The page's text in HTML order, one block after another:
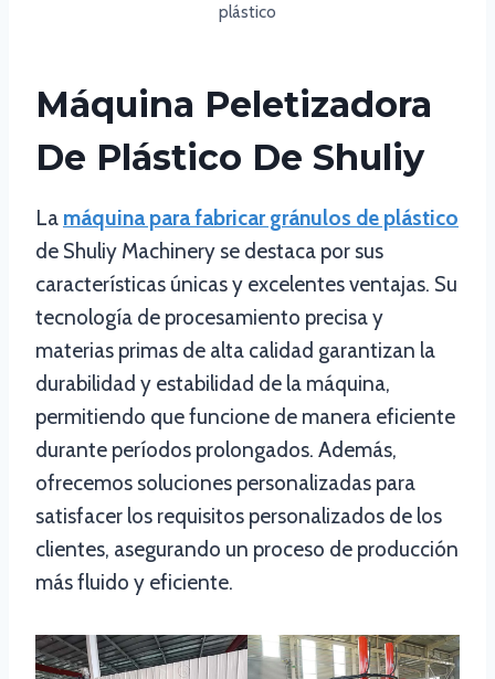
plástico
Máquina Peletizadora
De Plástico De Shuliy
La máquina para fabricar gránulos de plástico
de Shuliy Machinery se destaca por sus
características únicas y excelentes ventajas. Su
tecnología de procesamiento precisa y
materias primas de alta calidad garantizan la
durabilidad y estabilidad de la máquina,
permitiendo que funcione de manera eficiente
durante períodos prolongados. Además,
ofrecemos soluciones personalizadas para
satisfacer los requisitos personalizados de los
clientes, asegurando un proceso de producción
más fluido y eficiente.